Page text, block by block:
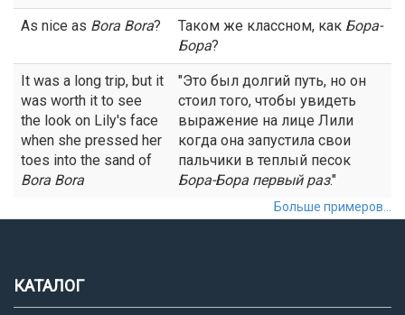
As nice as Bora Bora? Таком же классном, как Бора-
Бора?
It was a long trip, but it
was worth it to see
the look on Lily's face
when she pressed her
toes into the sand of
Bora Bora
"Это был долгий путь, но он
стоил того, чтобы увидеть
выражение на лице Лили
когда она запустила свои
пальчики в теплый песок
Бора-Бора первый раз."
Больше примеров...
КАТАЛОГ